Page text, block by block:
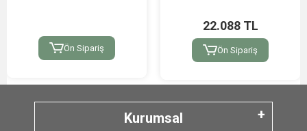
Ön Sipariş
22.088 TL
Ön Sipariş
Kurumsal